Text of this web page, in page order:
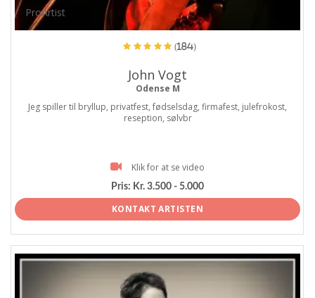
ProArtist
(184)
John Vogt
Odense M
Jeg spiller til bryllup, privatfest, fødselsdag, firmafest, julefrokost,
reseption, sølvbr
Klik for at se video
Pris: Kr. 3.500 - 5.000
KONTAKT ARTISTEN